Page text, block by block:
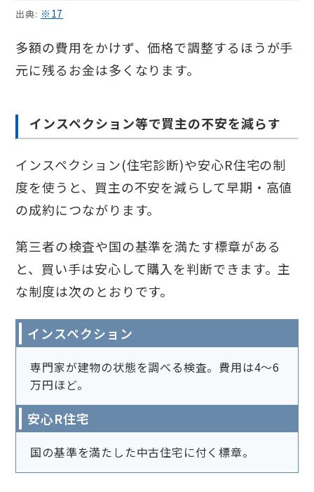
出典: ※17
多額の費用をかけず、価格で調整するほうが手
元に残るお金は多くなります。
インスペクション等で買主の不安を減らす
インスペクション(住宅診断)や安心R住宅の制
度を使うと、買主の不安を減らして早期・高値
の成約につながります。
第三者の検査や国の基準を満たす標章がある
と、買い手は安心して購入を判断できます。主
な制度は次のとおりです。
インスペクション
専門家が建物の状態を調べる検査。費用は4〜6
万円ほど。
安心R住宅
国の基準を満たした中古住宅に付く標章。